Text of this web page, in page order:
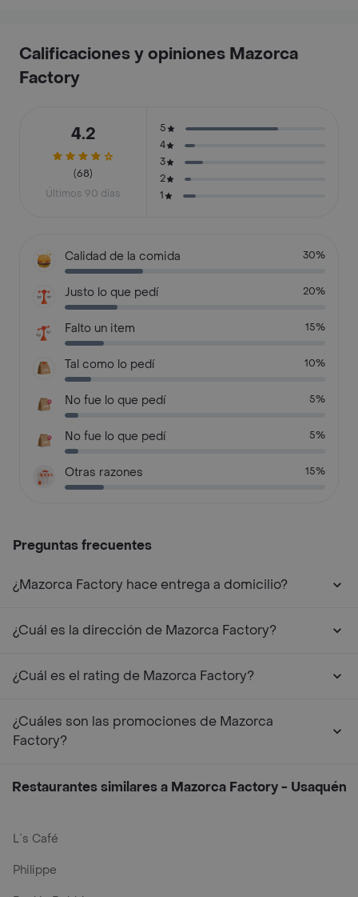
Calificaciones y opiniones Mazorca
Factory
4.2
(68)
Últimos 90 días
5
4
3
2
1
Calidad de la comida 30%
Justo lo que pedí 20%
Falto un item 15%
Tal como lo pedí 10%
No fue lo que pedí 5%
No fue lo que pedí 5%
Otras razones 15%
Preguntas frecuentes
¿Mazorca Factory hace entrega a domicilio?
¿Cuál es la dirección de Mazorca Factory?
¿Cuál es el rating de Mazorca Factory?
¿Cuáles son las promociones de Mazorca
Factory?
Restaurantes similares a Mazorca Factory - Usaquén
L´s Café
Philippe